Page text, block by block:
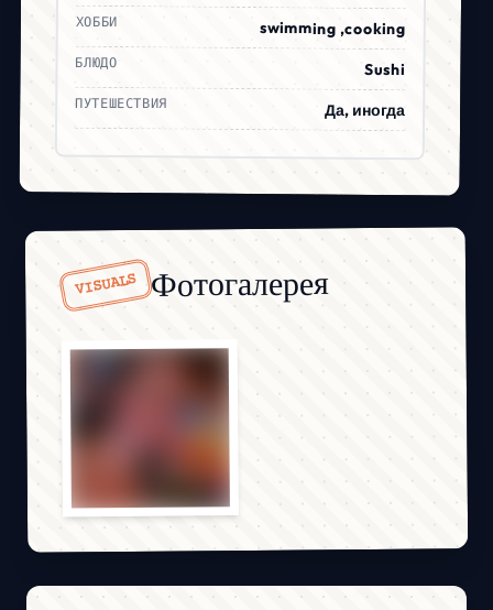
ХОББИ swimming ,cooking
БЛЮДО Sushi
ПУТЕШЕСТВИЯ Да, иногда
VISUALS Фотогалерея